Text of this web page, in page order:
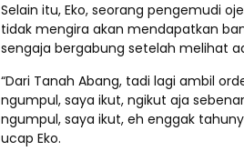
Selain itu, Eko, seorang pengemudi
tidak mengira akan mendapatkan
sengaja bergabung setelah melihat
“Dari Tanah Abang, tadi lagi ambil
ngumpul, saya ikut, ngikut aja
ngumpul, saya ikut, eh enggak
ucap Eko.